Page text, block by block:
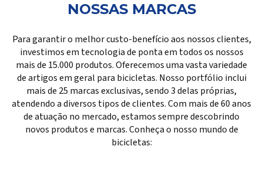
QUERO TRABALHAR NO GRUPO ISAPA
FAÇA LOGIN
NOSSAS MARCAS
Para garantir o melhor custo-benefício aos nossos clientes,
investimos em tecnologia de ponta em todos os nossos
mais de 15.000 produtos. Oferecemos uma vasta variedade
de artigos em geral para bicicletas. Nosso portfólio inclui
mais de 25 marcas exclusivas, sendo 3 delas próprias,
atendendo a diversos tipos de clientes. Com mais de 60 anos
de atuação no mercado, estamos sempre descobrindo
novos produtos e marcas. Conheça o nosso mundo de
bicicletas: